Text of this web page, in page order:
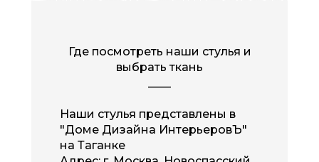
Где посмотреть наши стулья и
выбрать ткань
Наши стулья представлены в
"Доме Дизайна ИнтерьеровЪ"
на Таганке